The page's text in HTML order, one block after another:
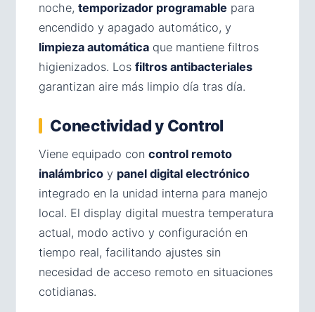
noche, temporizador programable para
encendido y apagado automático, y
limpieza automática que mantiene filtros
higienizados. Los filtros antibacteriales
garantizan aire más limpio día tras día.
Conectividad y Control
Viene equipado con control remoto
inalámbrico y panel digital electrónico
integrado en la unidad interna para manejo
local. El display digital muestra temperatura
actual, modo activo y configuración en
tiempo real, facilitando ajustes sin
necesidad de acceso remoto en situaciones
cotidianas.